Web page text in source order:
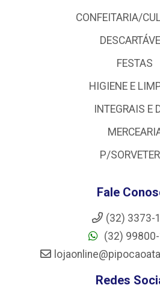
CONFEITARIA/
FESTAS
HIGIENE E
INTEGRAIS E
P/
Fale
(32) 3373-
(32)
Redes